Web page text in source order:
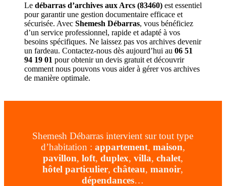
Le débarras d’archives aux Arcs (83460) est essentiel
pour garantir une gestion documentaire efficace et
sécurisée. Avec Shemesh Débarras, vous bénéficiez
d’un service professionnel, rapide et adapté à vos
besoins spécifiques. Ne laissez pas vos archives devenir
un fardeau. Contactez-nous dès aujourd’hui au 06 51
94 19 01 pour obtenir un devis gratuit et découvrir
comment nous pouvons vous aider à gérer vos archives
de manière optimale.
Shemesh Débarras intervient sur tout type
d’habitation : appartement, maison,
pavillon, loft, duplex, villa, chalet,
hôtel particulier,château,manoir,
dépendances…